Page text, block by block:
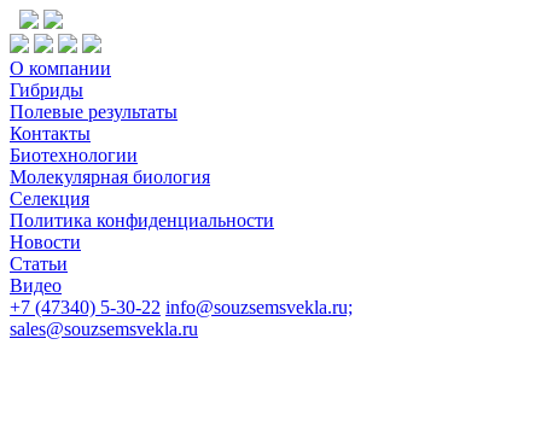
О компании
Гибриды
Полевые результаты
Контакты
Биотехнологии
Молекулярная биология
Селекция
Политика конфиденциальности
Новости
Статьи
Видео
+7 (47340) 5-30-22 info@souzsemsvekla.ru;
sales@souzsemsvekla.ru